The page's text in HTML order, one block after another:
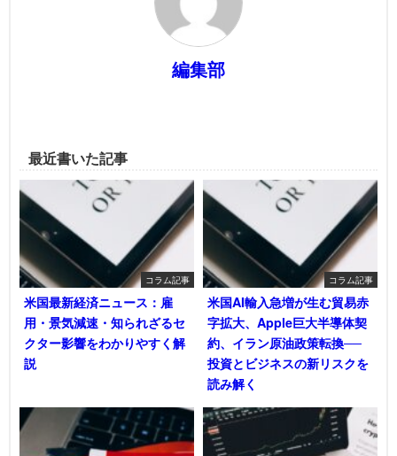
編集部
最近書いた記事
コラム記事
米国最新経済ニュース：雇
用・景気減速・知られざるセ
クター影響をわかりやすく解
説
コラム記事
米国AI輸入急増が生む貿易赤
字拡大、Apple巨大半導体契
約、イラン原油政策転換──
投資とビジネスの新リスクを
読み解く